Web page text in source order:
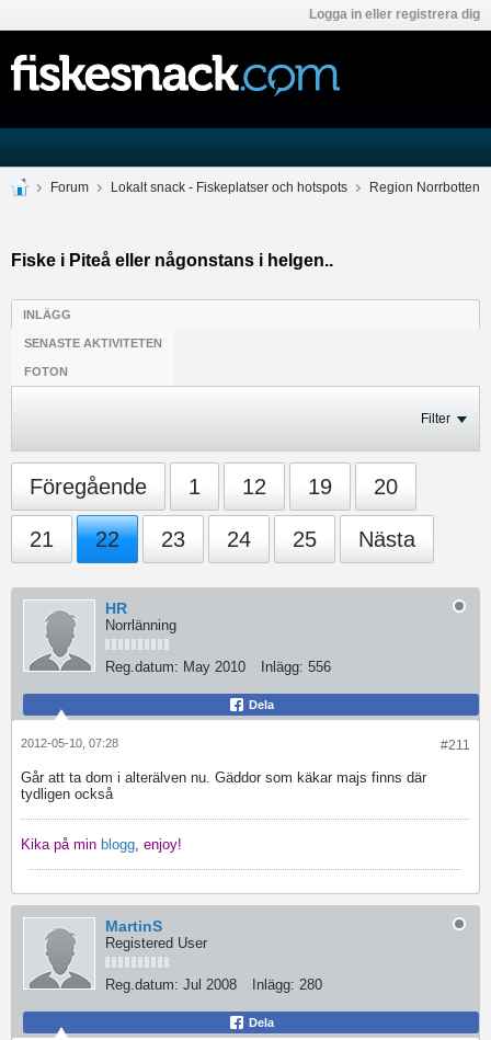
Logga in eller registrera dig
Forum Lokalt snack - Fiskeplatser och hotspots Region Norrbotten
Fiske i Piteå eller någonstans i helgen..
INLÄGG
SENASTE AKTIVITETEN
FOTON
Filter
Föregående 1 12 19 20
21 22 23 24 25 Nästa
HR
Norrlänning
Reg.datum: May 2010 Inlägg: 556
Dela
#211
2012-05-10, 07:28
Går att ta dom i alterälven nu. Gäddor som käkar majs finns där
tydligen också
Kika på min blogg, enjoy!
MartinS
Registered User
Reg.datum: Jul 2008 Inlägg: 280
Dela